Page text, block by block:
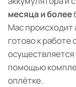
месяца и более
Mac
готово к работе
помощью
оплётке.